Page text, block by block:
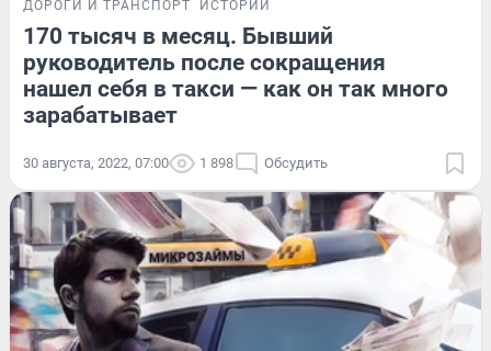
ДОРОГИ И ТРАНСПОРТ ИСТОРИИ
170 тысяч в месяц. Бывший
руководитель после сокращения
нашел себя в такси — как он так много
зарабатывает
30 августа, 2022, 07:00 1 898 Обсудить